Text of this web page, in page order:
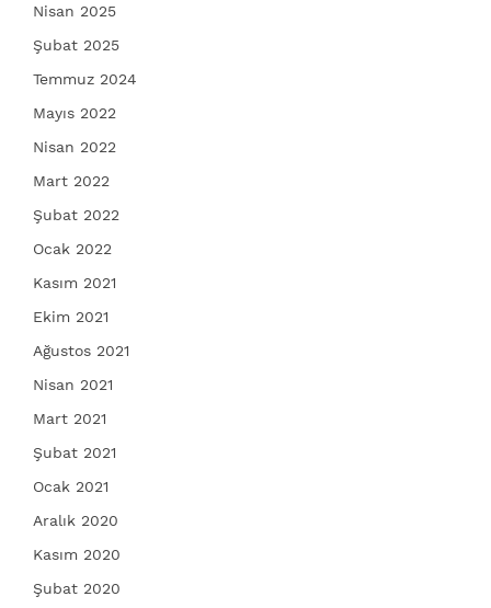
Nisan 2025
Şubat 2025
Temmuz 2024
Mayıs 2022
Nisan 2022
Mart 2022
Şubat 2022
Ocak 2022
Kasım 2021
Ekim 2021
Ağustos 2021
Nisan 2021
Mart 2021
Şubat 2021
Ocak 2021
Aralık 2020
Kasım 2020
Şubat 2020